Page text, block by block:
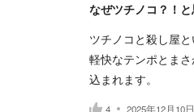
なぜツチノコ？！
ツチノコと殺し屋と
軽快なテンポとま
込まれます。
4 2025年12月10